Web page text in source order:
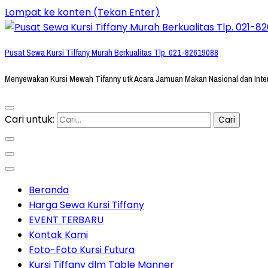
Lompat ke konten (Tekan Enter)
Pusat Sewa Kursi Tiffany Murah Berkualitas Tlp. 021-82619088
Menyewakan Kursi Mewah Tifanny utk Acara Jamuan Makan Nasional dan
Cari untuk:
Beranda
Harga Sewa Kursi Tiffany
EVENT TERBARU
Kontak Kami
Foto-Foto Kursi Futura
Kursi Tiffany dlm Table Manner